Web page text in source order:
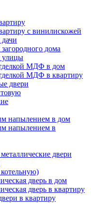
с винилискожей
дома
улицы
МДФ в дом
МДФ в квартиру
двери
напылением в дом
напылением в
двери
дверь в дом
дверь в квартиру
в квартиру